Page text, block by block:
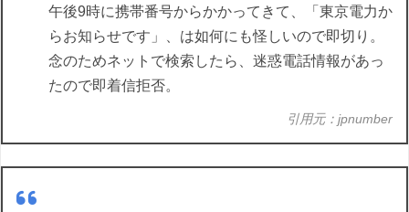
午後9時に携帯番号からかかってきて、「東京電力か
らお知らせです」、は如何にも怪しいので即切り。
念のためネットで検索したら、迷惑電話情報があっ
たので即着信拒否。
引用元：jpnumber